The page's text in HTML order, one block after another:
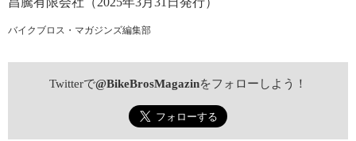
バイクブロス・マガジンズ編集部
Twitterで@BikeBrosMagazinをフォローしよう！